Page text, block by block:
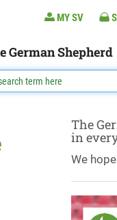
MY SV
German Shepherd
The
in
We